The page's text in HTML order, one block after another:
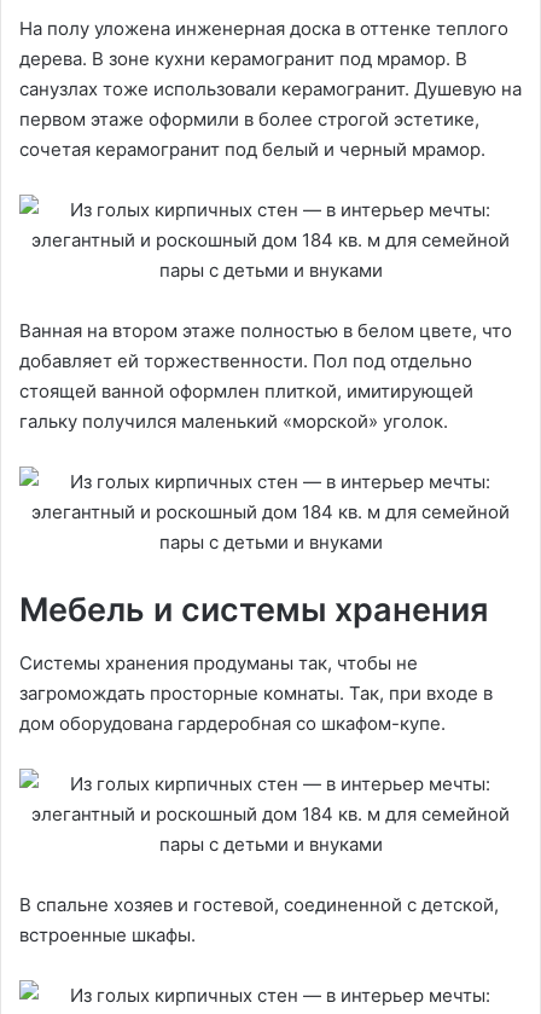
На полу уложена инженерная доска в оттенке теплого
дерева. В зоне кухни керамогранит под мрамор. В
санузлах тоже использовали керамогранит. Душевую на
первом этаже оформили в более строгой эстетике,
сочетая керамогранит под белый и черный мрамор.
Ванная на втором этаже полностью в белом цвете, что
добавляет ей торжественности. Пол под отдельно
стоящей ванной оформлен плиткой, имитирующей
гальку получился маленький «морской» уголок.
Мебель и системы хранения
Системы хранения продуманы так, чтобы не
загромождать просторные комнаты. Так, при входе в
дом оборудована гардеробная со шкафом-купе.
В спальне хозяев и гостевой, соединенной с детской,
встроенные шкафы.